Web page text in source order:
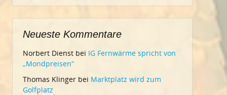
Neueste Kommentare
Norbert Dienst bei IG Fernwärme spricht von
„Mondpreisen“
Thomas Klinger bei Marktplatz wird zum
Golfplatz